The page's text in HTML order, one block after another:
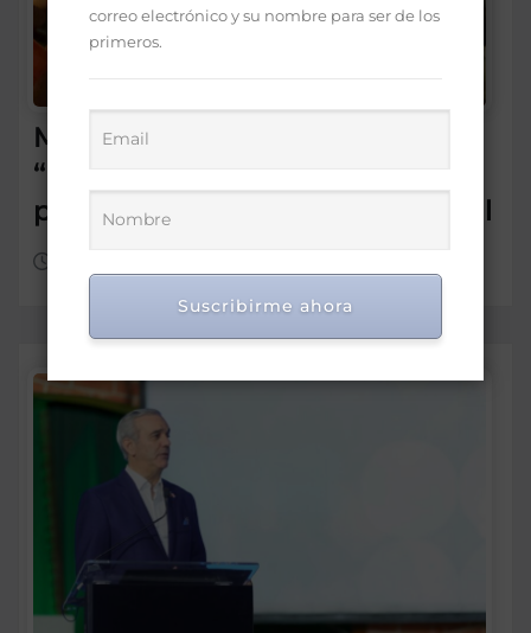
Morrison insta a diputados a
“leer más” antes de criticar
préstamo para seguridad vial
correo electrónico y su nombre para ser de los
primeros.
Suscribirme ahora